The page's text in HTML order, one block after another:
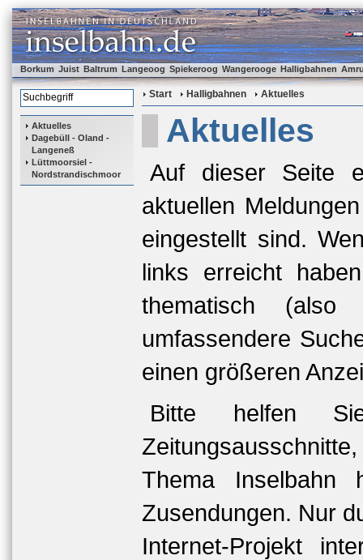
Borkum Juist Baltrum Langeoog Spiekeroog Wangerooge Halligbahnen
Aktuelles
Dagebüll - Oland -
Langeneß
Lüttmoorsiel -
Nordstrandischmoor
Start Halligbahnen Aktuelles
Aktuelles
Auf dieser Seite
aktuellen
eingestellt sind.
links erreicht
thematisch
umfassendere
einen größeren
Bitte helfen
Thema
Zusendungen. Nur
Internet-Projekt